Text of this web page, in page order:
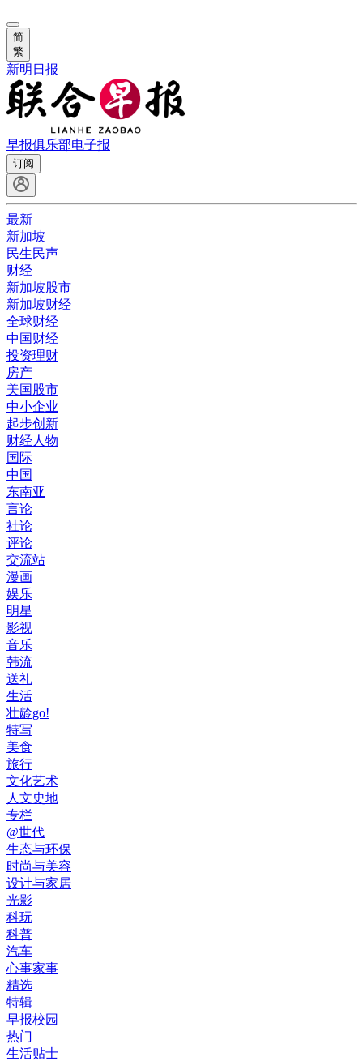
简
繁
新明日报
早报俱乐部电子报
订阅
最新
新加坡
民生民声
财经
新加坡股市
新加坡财经
全球财经
中国财经
投资理财
房产
美国股市
中小企业
起步创新
财经人物
国际
中国
东南亚
言论
社论
评论
交流站
漫画
娱乐
明星
影视
音乐
韩流
送礼
生活
壮龄go!
特写
美食
旅行
文化艺术
人文史地
专栏
@世代
生态与环保
时尚与美容
设计与家居
光影
科玩
科普
汽车
心事家事
精选
特辑
早报校园
热门
生活贴士